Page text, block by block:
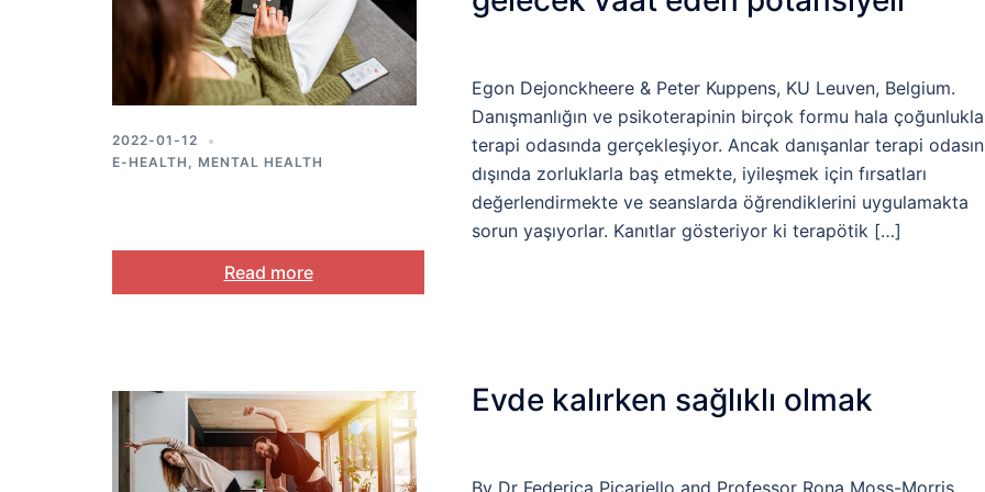
2022-01-12
E-HEALTH , MENTAL HEALTH
Egon Dejonckheere & Peter Kuppens, KU Leuven, Belgium.
Danışmanlığın ve psikoterapinin birçok formu hala çoğunlukla
terapi odasında gerçekleşiyor. Ancak danışanlar terapi
dışında zorluklarla baş etmekte, iyileşmek için fırsatları
değerlendirmekte ve seanslarda öğrendiklerini uygulamakta
sorun yaşıyorlar. Kanıtlar gösteriyor ki terapötik […]
Read more
Evde kalırken sağlıklı olmak
By Dr Federica Picariello and Professor Rona Moss-Morris,